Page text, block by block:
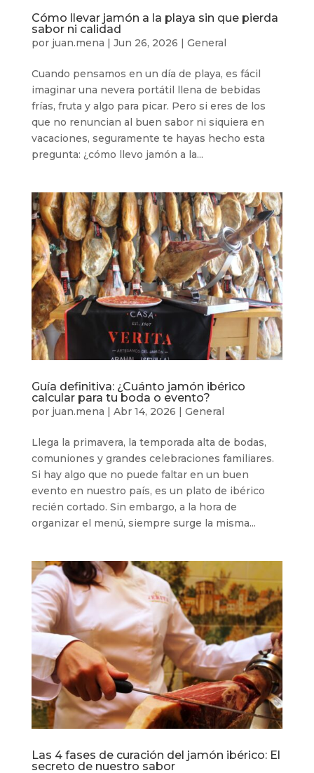
Cómo llevar jamón a la playa sin que pierda
sabor ni calidad
por juan.mena | Jun 26, 2026 | General
Cuando pensamos en un día de playa, es fácil
imaginar una nevera portátil llena de bebidas
frías, fruta y algo para picar. Pero si eres de los
que no renuncian al buen sabor ni siquiera en
vacaciones, seguramente te hayas hecho esta
pregunta: ¿cómo llevo jamón a la...
Guía definitiva: ¿Cuánto jamón ibérico
calcular para tu boda o evento?
por juan.mena | Abr 14, 2026 | General
Llega la primavera, la temporada alta de bodas,
comuniones y grandes celebraciones familiares.
Si hay algo que no puede faltar en un buen
evento en nuestro país, es un plato de ibérico
recién cortado. Sin embargo, a la hora de
organizar el menú, siempre surge la misma...
Las 4 fases de curación del jamón ibérico: El
secreto de nuestro sabor